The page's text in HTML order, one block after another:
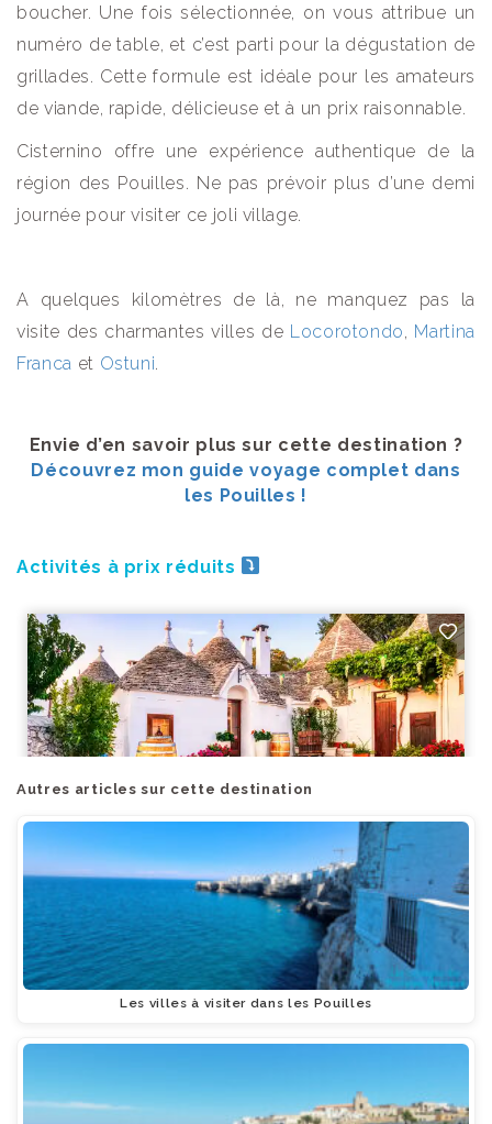
boucher. Une fois sélectionnée, on vous attribue un
numéro de table, et c’est parti pour la dégustation de
grillades. Cette formule est idéale pour les amateurs
de viande, rapide, délicieuse et à un prix raisonnable.
Cisternino offre une expérience authentique de la
région des Pouilles. Ne pas prévoir plus d’une demi
journée pour visiter ce joli village.
A quelques kilomètres de là, ne manquez pas la
visite des charmantes villes de Locorotondo, Martina
Franca et Ostuni.
Envie d’en savoir plus sur cette destination ?
Découvrez mon guide voyage complet dans
les Pouilles !
Activités à prix réduits
Autres articles sur cette destination
Les villes à visiter dans les Pouilles